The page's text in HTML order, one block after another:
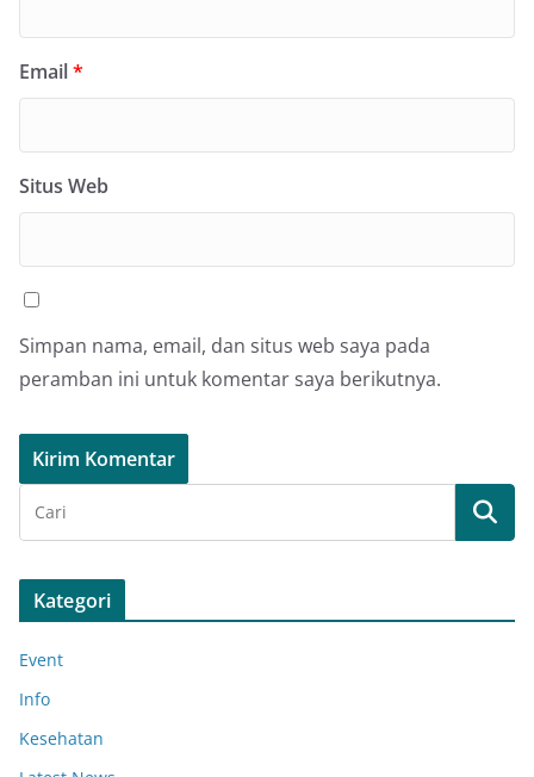
Email*
Situs Web
Simpan nama, email, dan situs web saya pada
peramban ini untuk komentar saya berikutnya.
Kategori
Event
Info
Kesehatan